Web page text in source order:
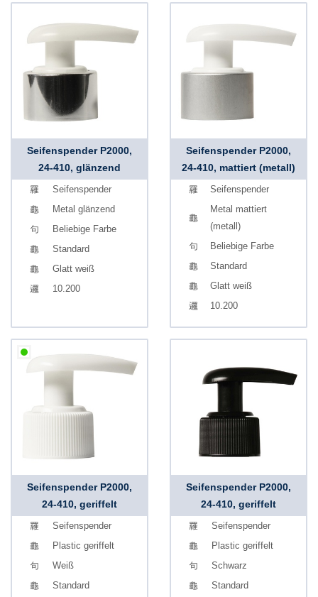
Seifenspender P2000,
24-410, glänzend
Seifenspender
Metal glänzend
Beliebige Farbe
Standard
Glatt weiß
10.200
Seifenspender P2000,
24-410, mattiert (metall)
Seifenspender
Metal mattiert
(metall)
Beliebige Farbe
Standard
Glatt weiß
10.200
Seifenspender P2000,
24-410, geriffelt
Seifenspender
Plastic geriffelt
Weiß
Standard
Seifenspender P2000,
24-410, geriffelt
Seifenspender
Plastic geriffelt
Schwarz
Standard